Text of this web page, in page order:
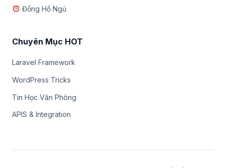
Đồng Hồ Ngủ
Chuyên Mục HOT
Laravel Framework
WordPress Tricks
Tin Học Văn Phòng
APIS & Integration